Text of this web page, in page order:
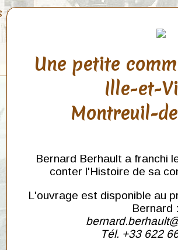
Une petite
Ille-et-
Montreuil-
Bernard Berhault a franchi
conter l'Histoire de sa
L'ouvrage est disponible au
Bernard
Tél. +33 622